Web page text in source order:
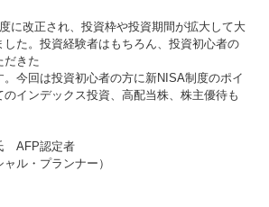
に改正され、投資枠や投資期間が拡大して大
た。投資経験者はもちろん、投資初心者の
だきた
今回は投資初心者の方に新NISA制度のポイ
インデックス投資、高配当株、株主優待も
AFP認定者
・プランナー）